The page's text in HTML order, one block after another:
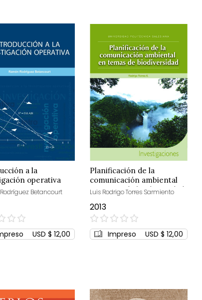
a la
operativa
Betancourt
USD $ 12,00
Planificación de la
comunicación ambiental
en temas de biodiversidad
Luis Rodrigo Torres Sarmiento
2013
0%
Impreso USD $ 12,00